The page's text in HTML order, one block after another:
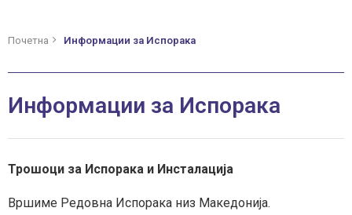
Почетна Информации за Испорака
Информации за Испорака
Трошоци за Испорака и Инсталација
Вршиме Редовна Испорака низ Македонија.